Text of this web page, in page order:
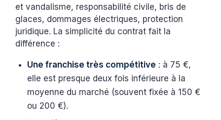
et vandalisme, responsabilité civile, bris de
glaces, dommages électriques, protection
juridique. La simplicité du contrat fait la
différence :
Une franchise très compétitive : à 75 €,
elle est presque deux fois inférieure à la
moyenne du marché (souvent fixée à 150 €
ou 200 €).